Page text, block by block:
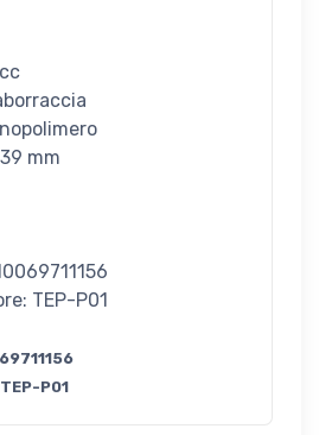
mm
TEP-P01
TEP-P01